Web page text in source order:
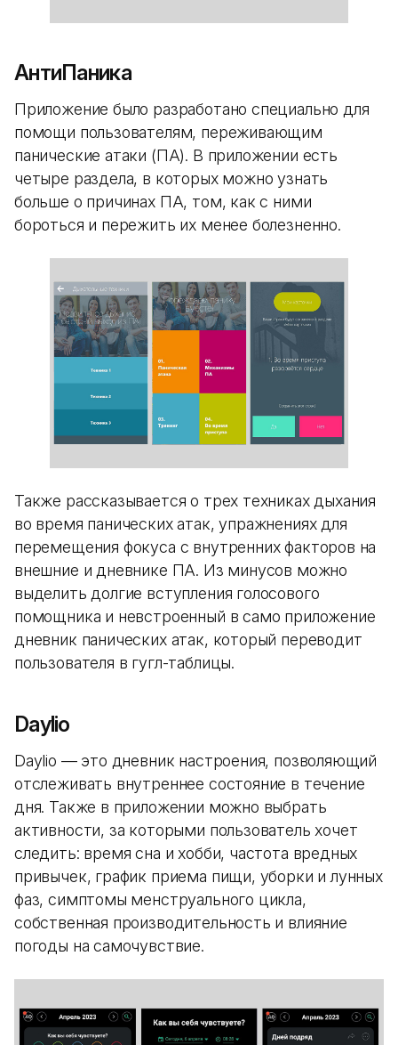
АнтиПаника
Приложение было разработано специально для
помощи пользователям, переживающим
панические атаки (ПА). В приложении есть
четыре раздела, в которых можно узнать
больше о причинах ПА, том, как с ними
бороться и пережить их менее болезненно.
Также рассказывается о трех техниках дыхания
во время панических атак, упражнениях для
перемещения фокуса с внутренних факторов на
внешние и дневнике ПА. Из минусов можно
выделить долгие вступления голосового
помощника и невстроенный в само приложение
дневник панических атак, который переводит
пользователя в гугл-таблицы.
Daylio
Daylio — это дневник настроения, позволяющий
отслеживать внутреннее состояние в течение
дня. Также в приложении можно выбрать
активности, за которыми пользователь хочет
следить: время сна и хобби, частота вредных
привычек, график приема пищи, уборки и лунных
фаз, симптомы менструального цикла,
собственная производительность и влияние
погоды на самочувствие.